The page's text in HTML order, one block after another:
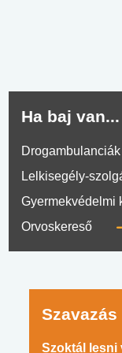
Ha baj van...
Drogambulanciák
Lelkisegély-
Gyermekvédelmi
Orvoskereső
Szavazás
Szoktál lesni